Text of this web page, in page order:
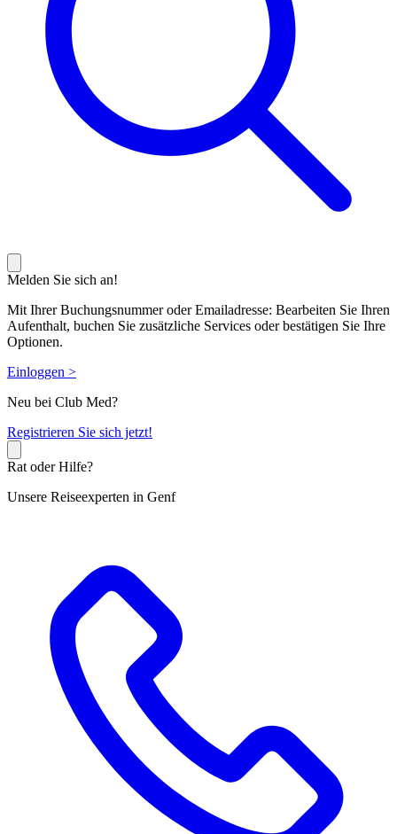
Melden Sie sich an!
Mit Ihrer Buchungsnummer oder Emailadresse: Bearbeiten Sie Ihren
Aufenthalt, buchen Sie zusätzliche Services oder bestätigen Sie Ihre
Optionen.
Einloggen >
Neu bei Club Med?
Registrieren Sie sich jetzt!
Rat oder Hilfe?
Unsere Reiseexperten in Genf